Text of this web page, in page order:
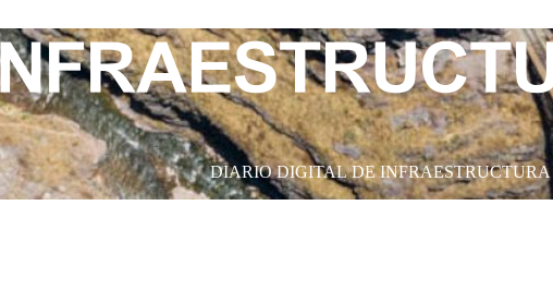
DIARIO DIGITAL DE